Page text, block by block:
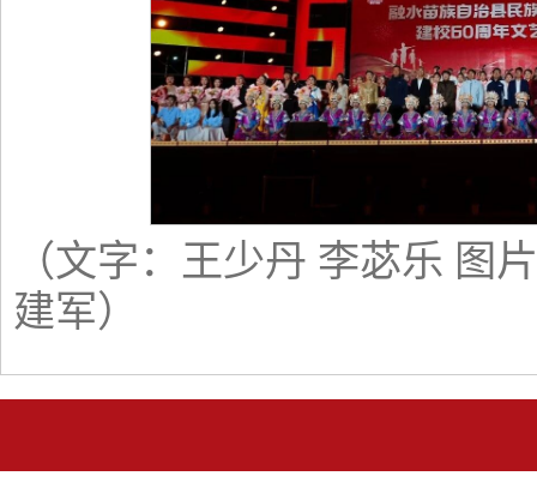
（文字：王少丹 李苾乐 图
建军）